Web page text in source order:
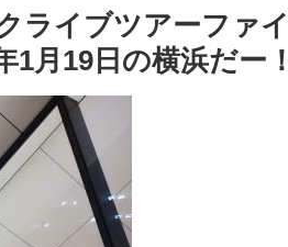
ライブツアーファイ
月19日の横浜だー！